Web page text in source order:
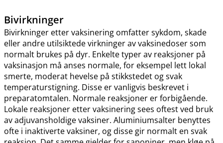
Bivirkninger
Bivirkninger etter vaksinering omfatter sykdom, skade
eller andre utilsiktede virkninger av vaksinedoser som
normalt brukes på dyr. Enkelte typer av reaksjoner på
vaksinasjon må anses normale, for eksempel lett lokal
smerte, moderat hevelse på stikkstedet og svak
temperaturstigning. Disse er vanligvis beskrevet i
preparatomtalen. Normale reaksjoner er forbigående.
Lokale reaksjoner etter vaksinering sees oftest ved bruk
av adjuvansholdige vaksiner. Aluminiumsalter benyttes
ofte i inaktiverte vaksiner, og disse gir normalt en svak